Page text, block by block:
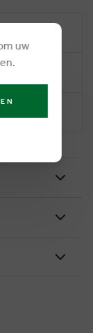
uw